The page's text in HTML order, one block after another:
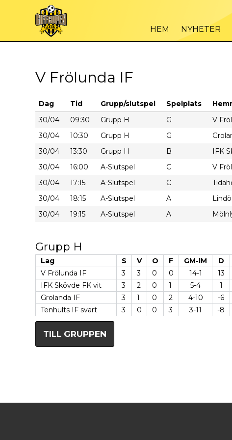
HEM NYHETER
V Frölunda IF
Dag Tid Grupp/slutspel Spelplats
30/04
09:30 Grupp H G V
30/04
10:30 Grupp H G
30/04
13:30 Grupp H B IFK
30/04
16:00 A-Slutspel C V
30/04
17:15 A-Slutspel C
30/04
18:15 A-Slutspel A
30/04
19:15 A-Slutspel A
Grupp H
Lag S V O F GM-IM D
V Frölunda IF
3 3 0 0 14-1 13
IFK Skövde FK vit
3 2 0 1 5-4 1
Grolanda IF
3 1 0 2 4-10 -6
Tenhults IF svart
3 0 0 3 3-11 -8
TILL GRUPPEN